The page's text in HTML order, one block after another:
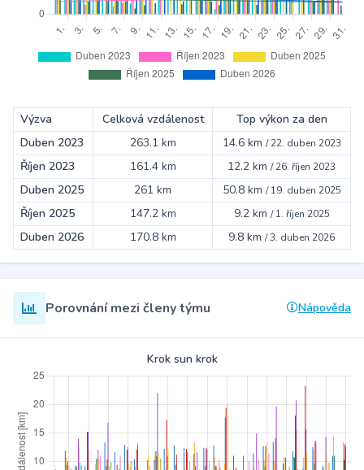
Výzva Celková vzdálenost
Top výkon za den
Duben 2023
263.1 km 14.6 km /22. duben 2023
Říjen 2023 161.4 km 12.2 km /26. říjen 2023
Duben 2025 261 km 50.8 km /19. duben 2025
Říjen 2025 147.2 km 9.2 km /1. říjen 2025
Duben 2026 170.8 km 9.8 km /3. duben 2026
Porovnání mezi členy týmu Nápověda
Krok sun krok